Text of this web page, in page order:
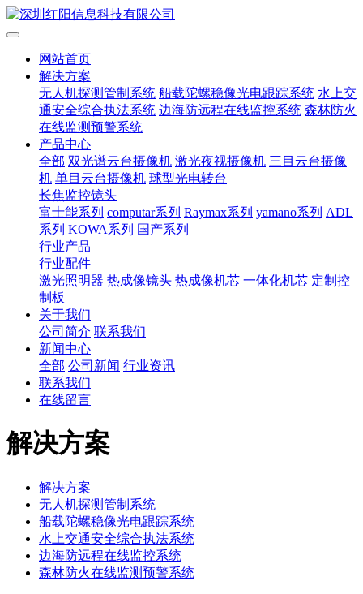
网站首页
解决方案
无人机探测管制系统 船载陀螺稳像光电跟踪系统 水上交
通安全综合执法系统 边海防远程在线监控系统 森林防火
在线监测预警系统
产品中心
全部 双光谱云台摄像机 激光夜视摄像机 三目云台摄像
机 单目云台摄像机 球型光电转台
长焦监控镜头
富士能系列 computar系列 Raymax系列 yamano系列 ADL
系列 KOWA系列 国产系列
行业产品
行业配件
激光照明器 热成像镜头 热成像机芯 一体化机芯 定制控
制板
关于我们
公司简介 联系我们
新闻中心
全部 公司新闻 行业资讯
联系我们
在线留言
解决方案
解决方案
无人机探测管制系统
船载陀螺稳像光电跟踪系统
水上交通安全综合执法系统
边海防远程在线监控系统
森林防火在线监测预警系统